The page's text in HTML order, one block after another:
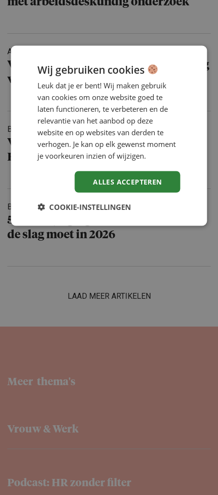
ARTIKEL
Veranderende HR wet- en regelgeving
vanaf 2026
BRANDED 15 DEC '25
Van chaos naar continuï­teit: waarom
HR regie op inhuur moet nemen
BRANDED 4 DEC '25
5 wetswijzi­gingen waar HR mee aan
de slag moet in 2026
LAAD MEER ARTIKELEN
Meer thema's
Vrouw & Werk
Podcast: HR zonder filter
Wij gebruiken cookies
Leuk dat je er bent! Wij maken gebruik
van cookies om onze website goed te
laten functioneren, te verbeteren en de
relevantie van het aanbod op deze
website en op websites van derden te
verhogen. Je kan op elk gewenst moment
je voorkeuren inzien of wijzigen.
ALLES ACCEPTEREN
COOKIE-INSTELLINGEN